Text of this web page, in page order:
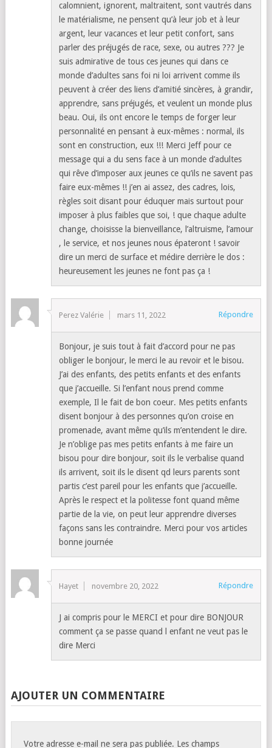
calomnient, ignorent, maltraitent, sont vautrés dans
le matérialisme, ne pensent qu’à leur job et à leur
argent, leur vacances et leur petit confort, sans
parler des préjugés de race, sexe, ou autres ??? Je
suis admirative de tous ces jeunes qui dans ce
monde d’adultes sans foi ni loi arrivent comme ils
peuvent à créer des liens d’amitié sincères, à grandir,
apprendre, sans préjugés, et veulent un monde plus
beau. Oui, ils ont encore le temps de forger leur
personnalité en pensant à eux-mêmes : normal, ils
sont en construction, eux !!! Merci Jeff pour ce
message qui a du sens face à un monde d’adultes
qui rêve d’imposer aux jeunes ce qu’ils ne savent pas
faire eux-mêmes !! j’en ai assez, des cadres, lois,
règles soit disant pour éduquer mais surtout pour
imposer à plus faibles que soi, ! que chaque adulte
change, choisisse la bienveillance, l’altruisme, l’amour
, le service, et nos jeunes nous épateront ! savoir
dire un merci de surface et médire derrière le dos :
heureusement les jeunes ne font pas ça !
Perez Valérie mars 11, 2022 Répondre
Bonjour, je suis tout à fait d’accord pour ne pas
obliger le bonjour, le merci le au revoir et le bisou.
J’ai des enfants, des petits enfants et des enfants
que j’accueille. Si l’enfant nous prend comme
exemple, Il le fait de bon coeur. Mes petits enfants
disent bonjour à des personnes qu’on croise en
promenade, avant même qu’ils m’entendent le dire.
Je n’oblige pas mes petits enfants à me faire un
bisou pour dire bonjour, soit ils le verbalise quand
ils arrivent, soit ils le disent qd leurs parents sont
partis c’est pareil pour les enfants que j’accueille.
Après le respect et la politesse font quand même
partie de la vie, on peut leur apprendre diverses
façons sans les contraindre. Merci pour vos articles
bonne journée
Hayet novembre 20, 2022 Répondre
J ai compris pour le MERCI et pour dire BONJOUR
comment ça se passe quand l enfant ne veut pas le
dire Merci
AJOUTER UN COMMENTAIRE
Votre adresse e-mail ne sera pas publiée. Les champs